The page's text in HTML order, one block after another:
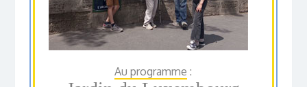
Au programme :